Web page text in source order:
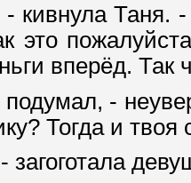
Таня. -
это
вперёд.
-
Тогда и